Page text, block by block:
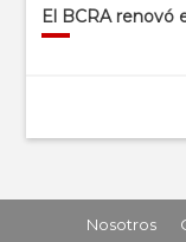
El BCRA renovó
Nosotros